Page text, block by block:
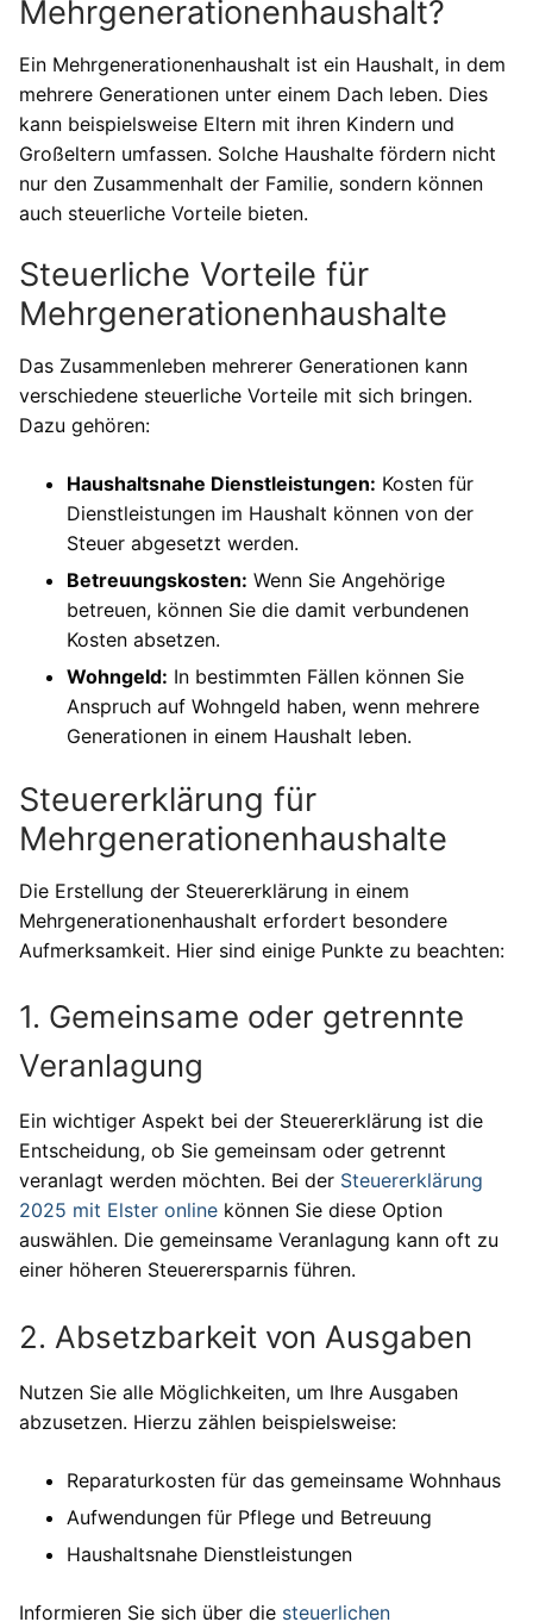
Mehrgenerationenhaushalt?
Ein Mehrgenerationenhaushalt ist ein Haushalt, in dem
mehrere Generationen unter einem Dach leben. Dies
kann beispielsweise Eltern mit ihren Kindern und
Großeltern umfassen. Solche Haushalte fördern nicht
nur den Zusammenhalt der Familie, sondern können
auch steuerliche Vorteile bieten.
Steuerliche Vorteile für
Mehrgenerationenhaushalte
Das Zusammenleben mehrerer Generationen kann
verschiedene steuerliche Vorteile mit sich bringen.
Dazu gehören:
Haushaltsnahe Dienstleistungen: Kosten für
Dienstleistungen im Haushalt können von der
Steuer abgesetzt werden.
Betreuungskosten: Wenn Sie Angehörige
betreuen, können Sie die damit verbundenen
Kosten absetzen.
Wohngeld: In bestimmten Fällen können Sie
Anspruch auf Wohngeld haben, wenn mehrere
Generationen in einem Haushalt leben.
Steuererklärung für
Mehrgenerationenhaushalte
Die Erstellung der Steuererklärung in einem
Mehrgenerationenhaushalt erfordert besondere
Aufmerksamkeit. Hier sind einige Punkte zu beachten:
1. Gemeinsame oder getrennte
Veranlagung
Ein wichtiger Aspekt bei der Steuererklärung ist die
Entscheidung, ob Sie gemeinsam oder getrennt
veranlagt werden möchten. Bei der Steuererklärung
2025 mit Elster online können Sie diese Option
auswählen. Die gemeinsame Veranlagung kann oft zu
einer höheren Steuerersparnis führen.
2. Absetzbarkeit von Ausgaben
Nutzen Sie alle Möglichkeiten, um Ihre Ausgaben
abzusetzen. Hierzu zählen beispielsweise:
Reparaturkosten für das gemeinsame Wohnhaus
Aufwendungen für Pflege und Betreuung
Haushaltsnahe Dienstleistungen
Informieren Sie sich über die steuerlichen